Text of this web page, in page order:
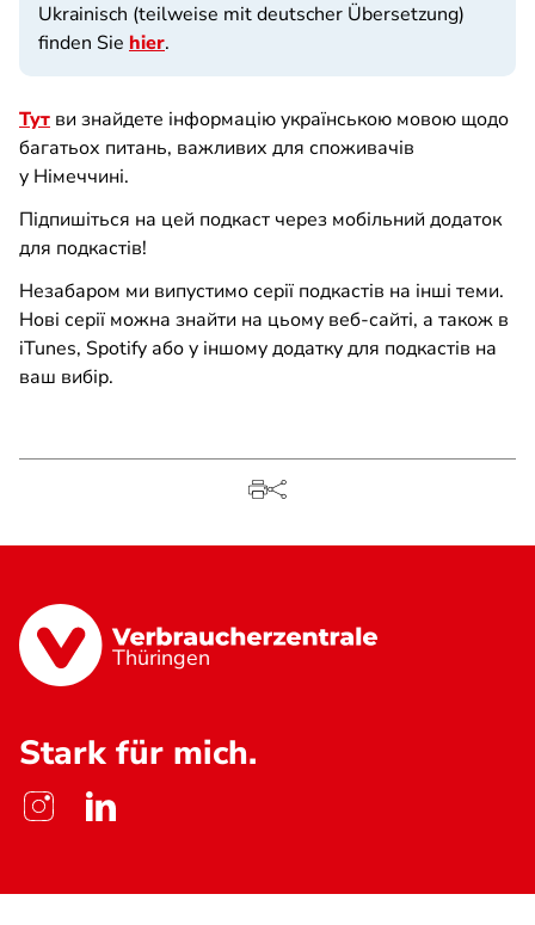
Ukrainisch (teilweise mit deutscher Übersetzung)
finden Sie hier.
Тут ви знайдете інформацію українською мовою щодо
багатьох питань, важливих для споживачів
у Німеччині.
Підпишіться на цей подкаст через мобільний додаток
для подкастів!
Незабаром ми випустимо серії подкастів на інші теми.
Нові серії можна знайти на цьому веб-сайті, а також в
iTunes, Spotify або у іншому додатку для подкастів на
ваш вибір.
Thüringen
Stark für mich.